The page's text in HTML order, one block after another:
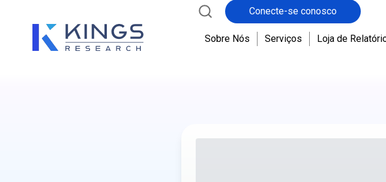
Conecte-se conosco
Sobre Nós Serviços Loja de